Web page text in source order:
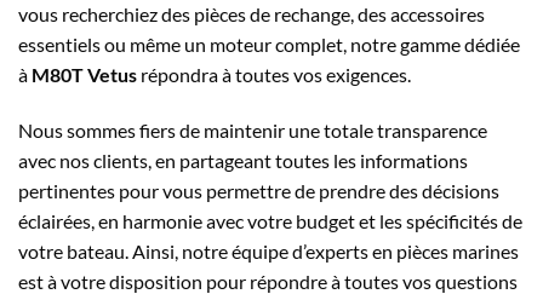
vous recherchiez des pièces de rechange, des accessoires
essentiels ou même un moteur complet, notre gamme dédiée
à M80T Vetus répondra à toutes vos exigences.
Nous sommes fiers de maintenir une totale transparence
avec nos clients, en partageant toutes les informations
pertinentes pour vous permettre de prendre des décisions
éclairées, en harmonie avec votre budget et les spécificités de
votre bateau. Ainsi, notre équipe d’experts en pièces marines
est à votre disposition pour répondre à toutes vos questions